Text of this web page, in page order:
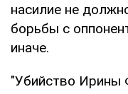
насилие не
борьбы с
иначе.
"Убийство Ирины